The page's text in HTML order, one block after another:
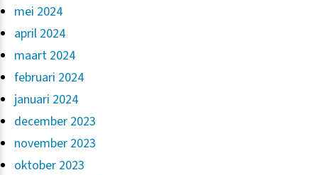
mei 2024
april 2024
maart 2024
februari 2024
januari 2024
december 2023
november 2023
oktober 2023